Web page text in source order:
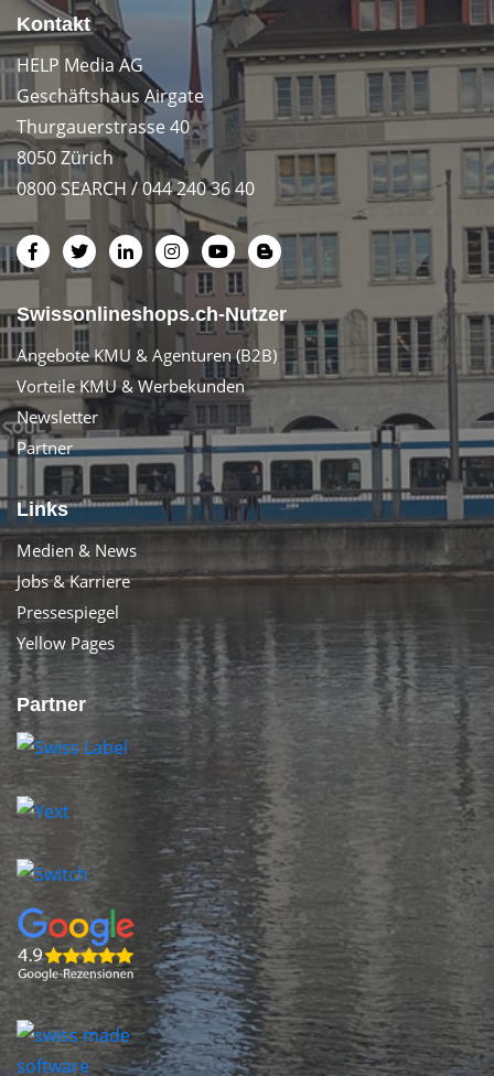
Kontakt
HELP Media AG
Geschäftshaus Airgate
Thurgauerstrasse 40
8050 Zürich
0800 SEARCH / 044 240 36 40
Swissonlineshops.ch-Nutzer
Angebote KMU & Agenturen (B2B)
Vorteile KMU & Werbekunden
Newsletter
Partner
Links
Medien & News
Jobs & Karriere
Pressespiegel
Yellow Pages
Partner